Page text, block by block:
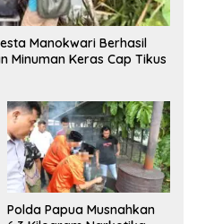
Manokwari Berhasil
Minuman Keras Cap Tikus
Polda Papua Musnahkan